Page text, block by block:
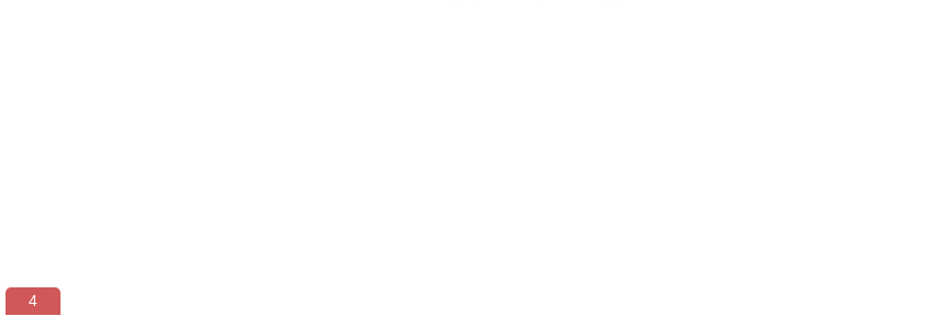
3